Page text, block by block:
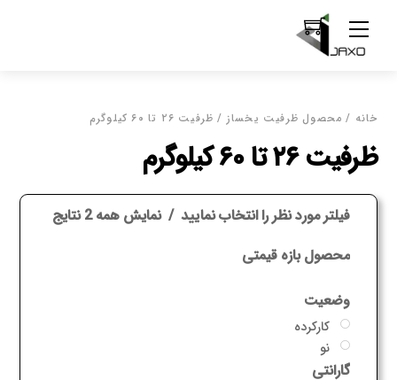
content
Menu
خانه / محصول ظرفیت یخساز / ظرفیت ۲۶ تا ۶۰ کیلوگرم
ظرفیت ۲۶ تا ۶۰ کیلوگرم
فیلتر مورد نظر را انتخاب نمایید نمایش همه 2 نتایج
محصول بازه قیمتی
وضعیت
کارکرده
نو
گارانتی